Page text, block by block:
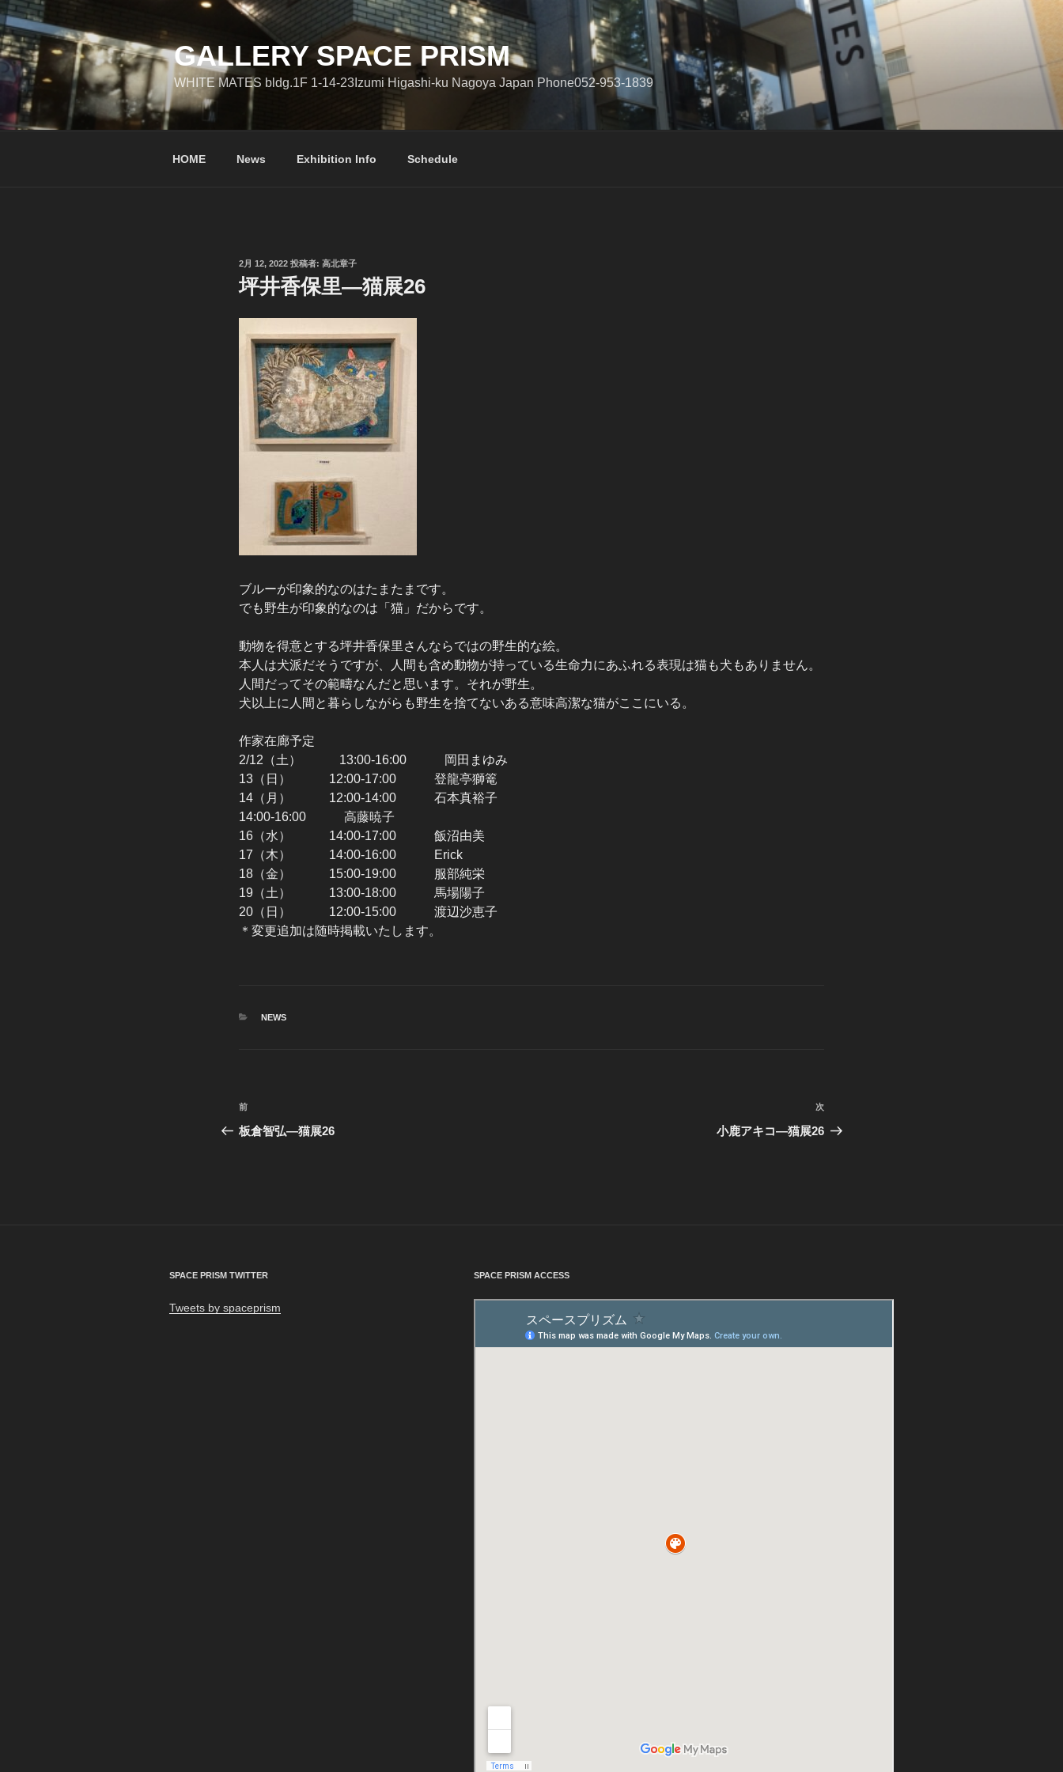
コ
ン
テ
ン
ツ
ス
GALLERY SPACE PRISM
WHITE MATES bldg.1F 1-14-23Izumi Higashi-ku Nagoya Japan Phone052-953-1839
HOME News Exhibition Info Schedule
投
稿
日:
2月 12, 2022 投稿者: 高北章子
坪井香保里―猫展26
ブルーが印象的なのはたまたまです。
でも野生が印象的なのは「猫」だからです。
動物を得意とする坪井香保里さんならではの野生的な絵。
本人は犬派だそうですが、人間も含め動物が持っている生命力にあふれる表現は猫も犬もありません。
人間だってその範疇なんだと思います。それが野生。
犬以上に人間と暮らしながらも野生を捨てないある意味高潔な猫がここにいる。
作家在廊予定
2/12（土） 13:00-16:00 岡田まゆみ
13（日） 12:00-17:00 登龍亭獅篭
14（月） 12:00-14:00 石本真裕子
14:00-16:00 高藤暁子
16（水） 14:00-17:00 飯沼由美
17（木） 14:00-16:00 Erick
18（金） 15:00-19:00 服部純栄
19（土） 13:00-18:00 馬場陽子
20（日） 12:00-15:00 渡辺沙恵子
＊変更追加は随時掲載いたします。
カ
NEWS
投
稿
シ
ョ
前
の
前
板倉智弘―猫展26
次
の
次
小鹿アキコ―猫展26
SPACE PRISM TWITTER
Tweets by spaceprism
SPACE PRISM ACCESS